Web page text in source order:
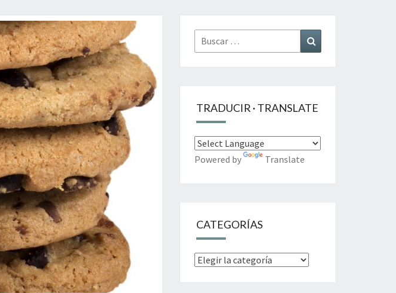
Buscar
por:
TRADUCIR · TRANSLATE
Powered by Translate
CATEGORÍAS
Categorías